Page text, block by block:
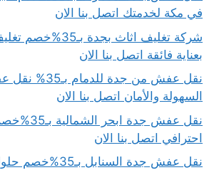
في مكة لخدمتك اتصل بنا الان
شركة تغليف اثاث بجدة
بعناية فائقة اتصل بنا الان
نقل عفش من جدة
السهولة والأمان اتصل بنا الان
نقل عفش جدة
احترافي اتصل بنا الان
نقل عفش جدة السنابل